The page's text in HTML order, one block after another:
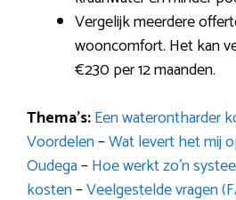
Vergelijk meerdere
wooncomfort. Het kan
€230 per 12 maanden.
Thema’s:Een waterontharder
Voordelen–Wat levert het mij
Oudega–Hoe werkt zo’n
kosten–Veelgestelde vragen